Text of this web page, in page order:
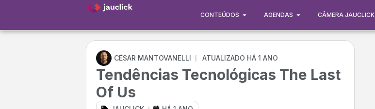
CONTEÚDOS AGENDAS CÂMERA JAUCLICK
CÉSAR MANTOVANELLI ATUALIZADO HÁ 1 ANO
Tendências Tecnológicas The Last
Of Us